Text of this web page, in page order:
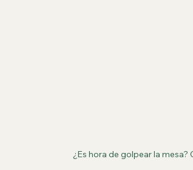
¿Es hora de golpear la